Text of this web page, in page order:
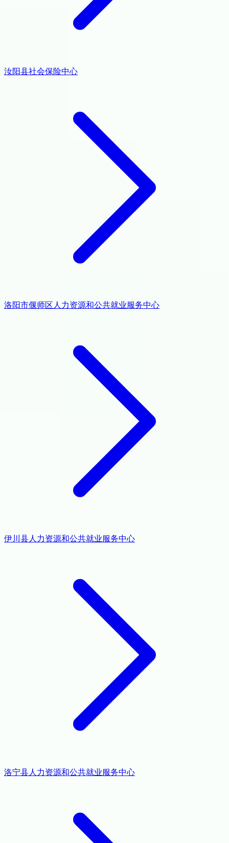
汝阳县社会保险中心
洛阳市偃师区人力资源和公共就业服务中心
伊川县人力资源和公共就业服务中心
洛宁县人力资源和公共就业服务中心